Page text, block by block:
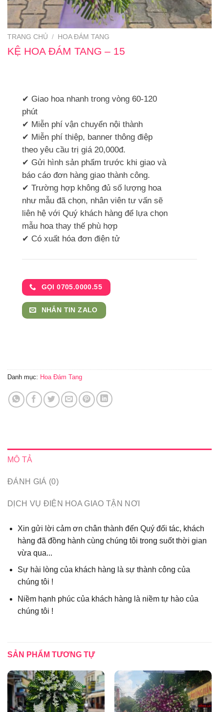
TRANG CHỦ / HOA ĐÁM TANG
KỆ HOA ĐÁM TANG – 15
✔ Giao hoa nhanh trong vòng 60-120
phút
✔ Miễn phí vận chuyển nội thành
✔ Miễn phí thiệp, banner thông điệp
theo yêu cầu trị giá 20,000đ.
✔ Gửi hình sản phẩm trước khi giao và
báo cáo đơn hàng giao thành công.
✔ Trường hợp không đủ số lượng hoa
như mẫu đã chọn, nhân viên tư vấn sẽ
liên hệ với Quý khách hàng để lựa chọn
mẫu hoa thay thế phù hợp
✔ Có xuất hóa đơn điện tử
GỌI 0705.0000.55
NHẮN TIN ZALO
Danh mục: Hoa Đám Tang
MÔ TẢ
ĐÁNH GIÁ (0)
DỊCH VỤ ĐIỆN HOA GIAO TẬN NƠI
Xin gửi lời cảm ơn chân thành đến Quý đối tác, khách
hàng đã đồng hành cùng chúng tôi trong suốt thời gian
vừa qua...
Sự hài lòng của khách hàng là sự thành công của
chúng tôi !
Niềm hạnh phúc của khách hàng là niềm tự hào của
chúng tôi !
SẢN PHẨM TƯƠNG TỰ